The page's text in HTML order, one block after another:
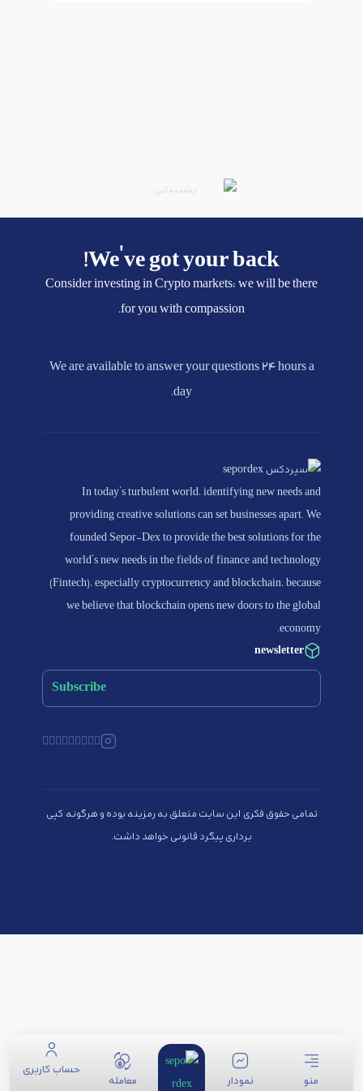
We've got your back!
Consider investing in Crypto markets; we will be there
for you with compassion.
We are available to answer your questions 24 hours a
day.
In today's turbulent world, identifying new needs and
providing creative solutions can set businesses apart. We
founded Sepor-Dex to provide the best solutions for the
world's new needs in the fields of finance and technology
(Fintech), especially cryptocurrency and blockchain, because
we believe that blockchain opens new doors to the global
economy.
newsletter
تمامی حقوق فکری این سایت متعلق به رمزینه بوده و هرگونه کپی
برداری پیگرد قانونی خواهد داشت.
منو نمودار معامله
حساب کاربری